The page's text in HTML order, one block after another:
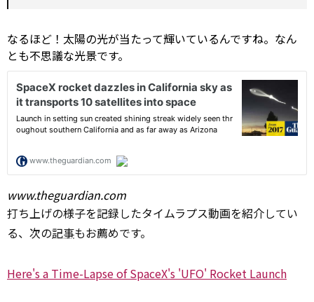
なるほど！太陽の光が当たって輝いているんですね。なん
とも不思議な光景です。
www.theguardian.com
打ち上げの様子を記録したタイムラプス動画を紹介してい
る、次の記事もお薦めです。
Here's a Time-Lapse of SpaceX's 'UFO' Rocket Launch